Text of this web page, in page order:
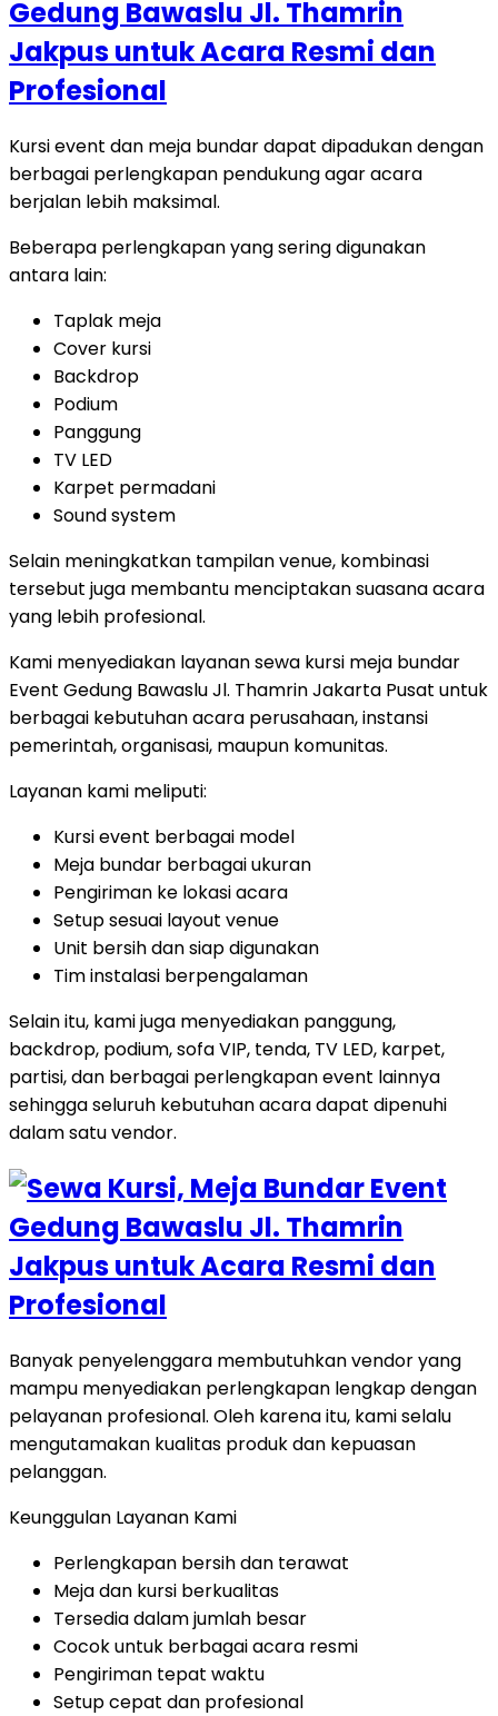
Kursi event dan meja bundar dapat dipadukan dengan
berbagai perlengkapan pendukung agar acara
berjalan lebih maksimal.
Beberapa perlengkapan yang sering digunakan
antara lain:
Taplak meja
Cover kursi
Backdrop
Podium
Panggung
TV LED
Karpet permadani
Sound system
Selain meningkatkan tampilan venue, kombinasi
tersebut juga membantu menciptakan suasana acara
yang lebih profesional.
Kami menyediakan layanan sewa kursi meja bundar
Event Gedung Bawaslu Jl. Thamrin Jakarta Pusat untuk
berbagai kebutuhan acara perusahaan, instansi
pemerintah, organisasi, maupun komunitas.
Layanan kami meliputi:
Kursi event berbagai model
Meja bundar berbagai ukuran
Pengiriman ke lokasi acara
Setup sesuai layout venue
Unit bersih dan siap digunakan
Tim instalasi berpengalaman
Selain itu, kami juga menyediakan panggung,
backdrop, podium, sofa VIP, tenda, TV LED, karpet,
partisi, dan berbagai perlengkapan event lainnya
sehingga seluruh kebutuhan acara dapat dipenuhi
dalam satu vendor.
Banyak penyelenggara membutuhkan vendor yang
mampu menyediakan perlengkapan lengkap dengan
pelayanan profesional. Oleh karena itu, kami selalu
mengutamakan kualitas produk dan kepuasan
pelanggan.
Keunggulan Layanan Kami
Perlengkapan bersih dan terawat
Meja dan kursi berkualitas
Tersedia dalam jumlah besar
Cocok untuk berbagai acara resmi
Pengiriman tepat waktu
Setup cepat dan profesional